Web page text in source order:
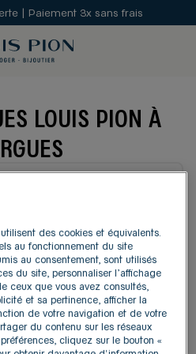
| Paiement 3x sans frais
LOUIS PION À
Carte
AVIGNON LE
des cookies et équivalents.
au fonctionnement du site
au consentement, sont utilisés
du site, personnaliser l’affichage
ceux que vous avez consultés,
et sa pertinence, afficher la
de votre navigation et de votre
du contenu sur les réseaux
cliquez sur le bouton «